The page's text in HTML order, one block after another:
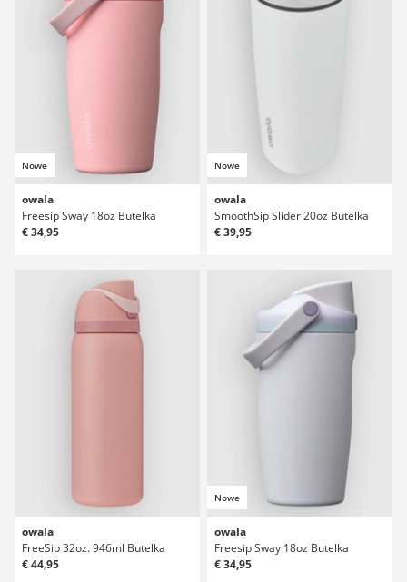
Nowe
owala
Freesip Sway 18oz Butelka
€ 34,95
Nowe
owala
SmoothSip Slider 20oz Butelka
€ 39,95
owala
FreeSip 32oz. 946ml Butelka
€ 44,95
Nowe
owala
Freesip Sway 18oz Butelka
€ 34,95